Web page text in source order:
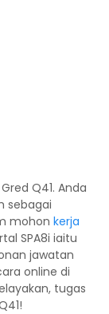
Q41. Anda
sebagai
mohon kerja
SPA8i iaitu
jawatan
online di
tugas